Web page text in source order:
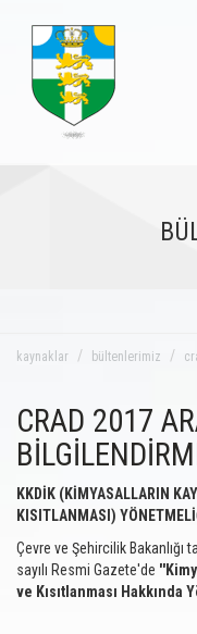
kaynaklar bültenlerimiz
CRAD 2017
KKDİK (KİMYASALLARIN
KISITLANMASI)
Çevre ve Şehircilik Bakanlığı
sayılı Resmi Gazete'de
ve Kısıtlanması Hakkında